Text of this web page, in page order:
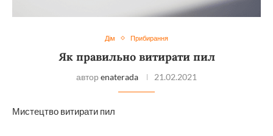
Дім Прибирання
Як правильно витирати пил
автор enaterada 21.02.2021
Мистецтво витирати пил